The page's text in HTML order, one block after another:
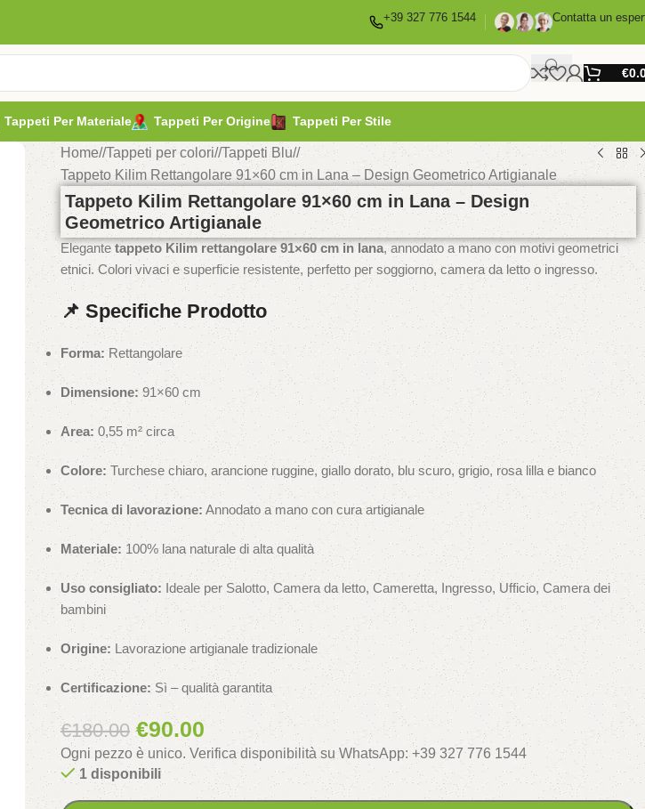
+39 327 776 1544 Contatta un
€
Tappeti Per Materiale Tappeti Per Origine Tappeti Per Stile
Home/ Tappeti per colori/ Tappeti Blu/
Tappeto Kilim Rettangolare 91×60 cm in Lana – Design Geometrico Artigianale
Tappeto Kilim Rettangolare 91×60 cm in Lana – Design
Geometrico Artigianale
Elegante tappeto Kilim rettangolare 91×60 cm in lana, annodato a mano con motivi geometrici
etnici. Colori vivaci e superficie resistente, perfetto per soggiorno, camera da letto o ingresso.
📌 Specifiche Prodotto
Forma:Rettangolare
Dimensione: 91×60 cm
Area: 0,55 m² circa
Colore:Turchese chiaro, arancione ruggine, giallo dorato, blu scuro, grigio, rosa lilla e bianco
Tecnica di lavorazione: Annodato a mano con cura artigianale
Materiale: 100% lana naturale di alta qualità
Uso consigliato: Ideale per Salotto, Camera da letto, Cameretta, Ingresso, Ufficio, Camera dei
bambini
Origine: Lavorazione artigianale tradizionale
Certificazione:Sì – qualità garantita
€180.00 €90.00
Ogni pezzo è unico. Verifica disponibilità su WhatsApp: +39 327 776 1544
1 disponibili